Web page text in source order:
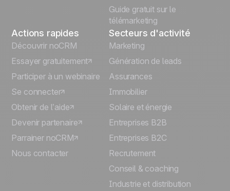
Guide gratuit sur le
télémarketing
Actions rapides
Découvrir noCRM
Essayer gratuitement
Participer à un webinaire
Se connecter
Obtenir de l’aide
Devenir partenaire
Parrainer noCRM
Nous contacter
Secteurs d'activité
Marketing
Génération de leads
Assurances
Immobilier
Solaire et énergie
Entreprises B2B
Entreprises B2C
Recrutement
Conseil & coaching
Industrie et distribution